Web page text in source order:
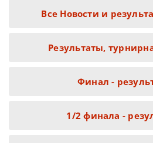
Все Новости и
Результаты,
Финал -
1/2 финала -